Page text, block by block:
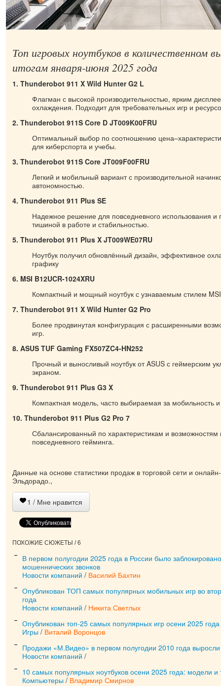
Топ игровых ноутбуков в количественном
итогам января-июня 2025 года
1. Thunderobot 911 X Wild Hunter G2 L
Флагман с высокой производительностью, ярким
охлаждения. Подходит для требовательных игр и
2. Thunderobot 911S Core D JT009K00FRU
Оптимальный выбор по соотношению
для киберспорта и учебы.
3. Thunderobot 911S Core JT009F00FRU
Легкий и мобильный вариант с производительной
автономностью.
4. Thunderobot 911 Plus SE
Надежное решение для повседневного использования и
тишиной в работе и стабильностью.
5. Thunderobot 911 Plus X JT009WE07RU
Ноутбук получил обновлённый дизайн, эффективное
графику
6. MSI B12UCR-1024XRU
Компактный и мощный ноутбук с узнаваемым стилем
7. Thunderobot 911 X Wild Hunter G2 Pro
Более продвинутая конфигурация с расширенными
игр.
8. ASUS TUF Gaming FX507ZC4-HN252
Прочный и выносливый ноутбук от ASUS с геймерским
экраном.
9. Thunderobot 911 Plus G3 X
Компактная модель, часто выбираемая за мобильность
10. Thunderobot 911 Plus G2 Pro 7
Сбалансированный по характеристикам и возможностям
повседневного гейминга.
Данные на основе статистики продаж в торговой сети и
Эльдорадо.,
1 / Мне нравится
ПОХОЖИЕ СЮЖЕТЫ / 6
В первом полугодии 2025 года в России было
мошеннических звонков
Новости компаний / Василий Бахтин
Опубликован ТОП самых популярных мобильных игр во
года
Новости компаний / Никита Светлых
Опубликован топ-25 самых популярных игр осени 2025
Игры / Виталий Воронцов
Продажи «М.Видео» в первом полугодии 2010 года
Новости компаний /
10 самых популярных ноутбуков осени 2025 года: модели и
Компьютеры / Владимир Смирнов